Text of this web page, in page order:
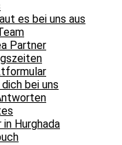
es bei uns aus
Partner
bei uns
Hurghada